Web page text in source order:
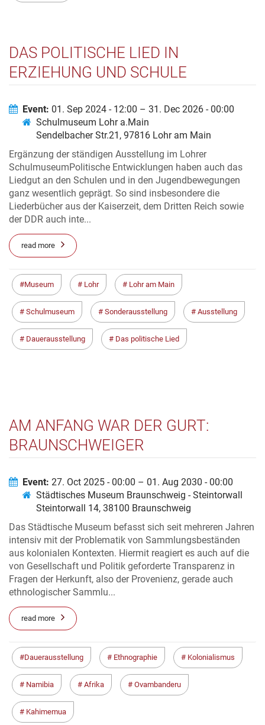
DAS POLITISCHE LIED IN
ERZIEHUNG UND SCHULE
Event: 01. Sep 2024 - 12:00 – 31. Dec 2026 - 00:00
Schulmuseum Lohr a.Main
Sendelbacher Str.21, 97816 Lohr am Main
Ergänzung der ständigen Ausstellung im Lohrer
SchulmuseumPolitische Entwicklungen haben auch das
Liedgut an den Schulen und in den Jugendbewegungen
ganz wesentlich geprägt. So sind insbesondere die
Liederbücher aus der Kaiserzeit, dem Dritten Reich sowie
der DDR auch inte...
read more
Museum Lohr Lohr am Main
Schulmuseum Sonderausstellung Ausstellung
Dauerausstellung Das politische Lied
AM ANFANG WAR DER GURT:
BRAUNSCHWEIGER
KOLONIALE TROPHÄEN
Event: 27. Oct 2025 - 00:00 – 01. Aug 2030 - 00:00
Städtisches Museum Braunschweig - Steintorwall
Steintorwall 14, 38100 Braunschweig
Das Städtische Museum befasst sich seit mehreren Jahren
intensiv mit der Problematik von Sammlungsbeständen
aus kolonialen Kontexten. Hiermit reagiert es auch auf die
von Gesellschaft und Politik geforderte Transparenz in
Fragen der Herkunft, also der Provenienz, gerade auch
ethnologischer Sammlu...
read more
Dauerausstellung Ethnographie Kolonialismus
Namibia Afrika Ovambanderu
Kahimemua